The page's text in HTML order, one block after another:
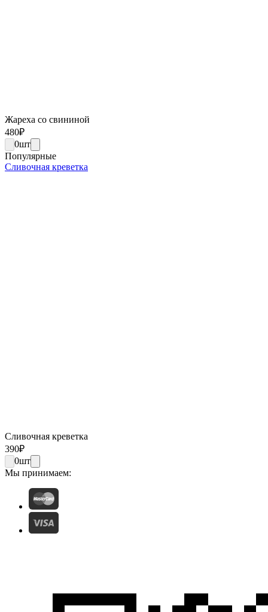
Жареха со свининой
480₽
0шт
Популярные
Сливочная креветка
Сливочная креветка
390₽
0шт
Мы принимаем: